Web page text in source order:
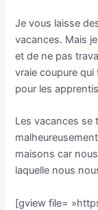
Je vous laisse
vacances. Mais
et de ne pas
vraie coupure
pour les
Les vacances se
maisons car
laquelle nous
[gview file=